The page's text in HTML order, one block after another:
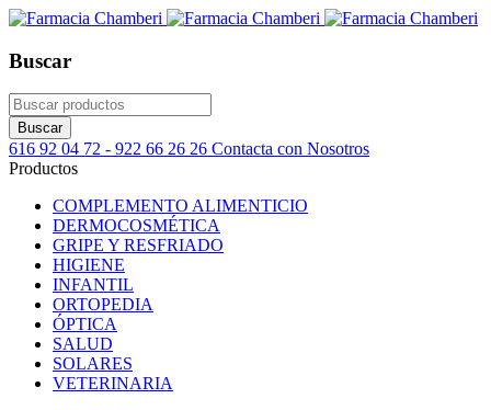
Buscar
616 92 04 72 - 922 66 26 26 Contacta con Nosotros
Productos
COMPLEMENTO ALIMENTICIO
DERMOCOSMÉTICA
GRIPE Y RESFRIADO
HIGIENE
INFANTIL
ORTOPEDIA
ÓPTICA
SALUD
SOLARES
VETERINARIA